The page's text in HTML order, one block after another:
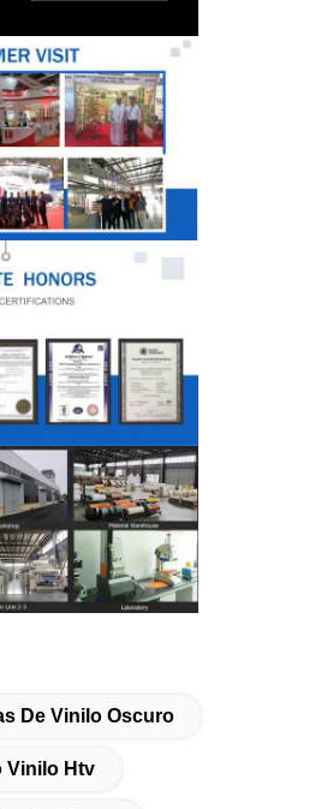
De Vinilo Oscuro
Vinilo Htv